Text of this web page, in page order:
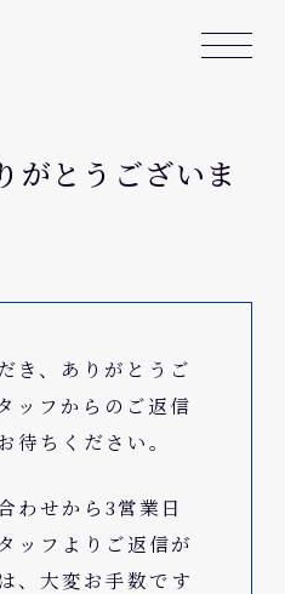
がとうございま
き、ありがとうご
ッフからのご返信
待ちください。
わせから3営業日
ッフよりご返信が
、大変お手数です